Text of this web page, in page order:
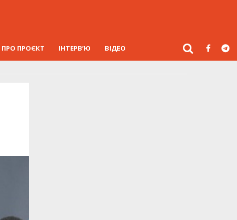
ПРО ПРОЄКТ ІНТЕРВ’Ю ВІДЕО